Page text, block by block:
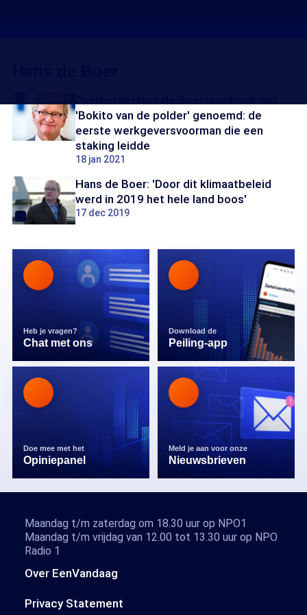
'Bokito van de polder' genoemd: de
eerste werkgeversvoorman die een
staking leidde
18 jan 2021
Hans de Boer: 'Door dit klimaatbeleid
werd in 2019 het hele land boos'
17 dec 2019
Heb je vragen?
Chat met ons
Download de
Peiling-app
Doe mee met het
Opiniepanel
Meld je aan voor onze
Nieuwsbrieven
Over EenVandaag
Privacy Statement
Maandag t/m zaterdag om 18.30 uur op NPO1
Maandag t/m vrijdag van 12.00 tot 13.30 uur op NPO
Radio 1